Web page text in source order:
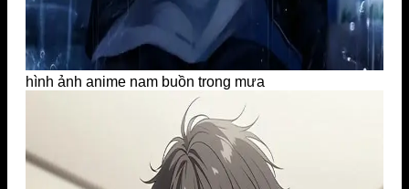
hình ảnh anime nam buồn trong mưa